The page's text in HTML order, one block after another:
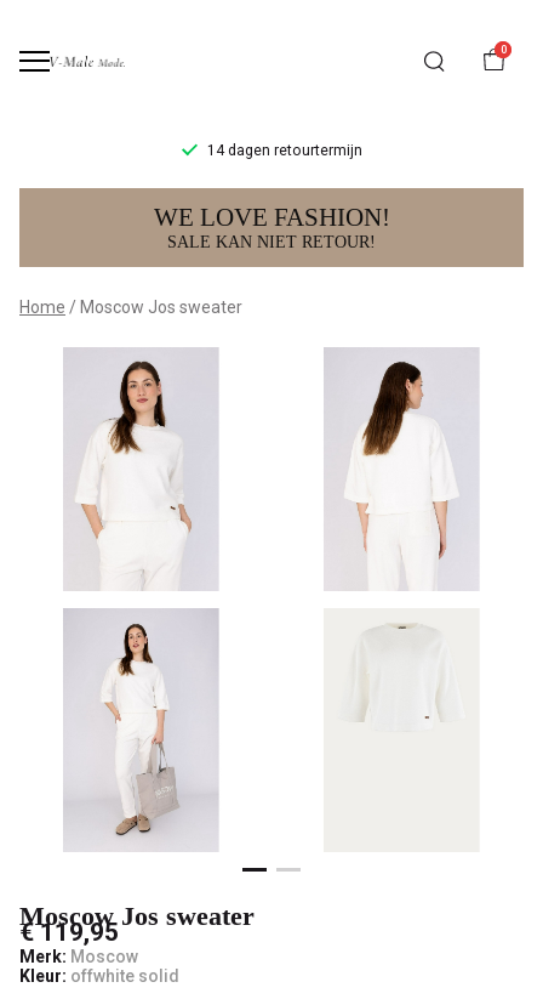
0
14 dagen retourtermijn
Moscow
Jos
sweater
male
mode
WE LOVE FASHION!
SALE KAN NIET RETOUR!
Home Moscow Jos sweater
Moscow Jos sweater
€ 119,95
Merk: Moscow
Kleur: offwhite solid